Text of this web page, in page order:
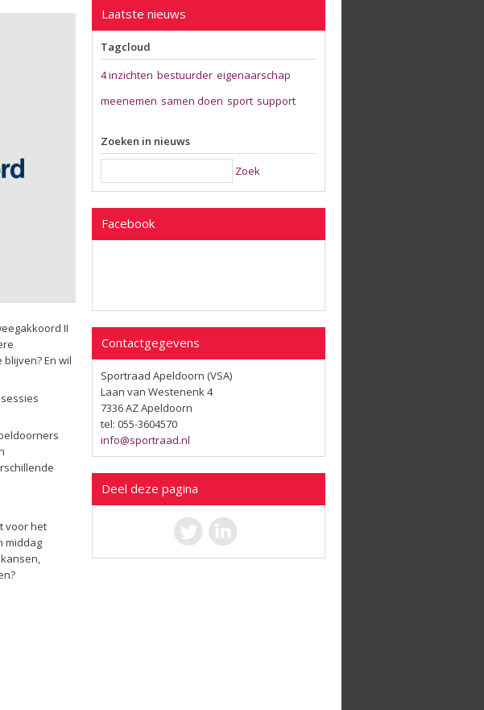
II
En wil
voor het
middag
Laatste nieuws
Tagcloud
4 inzichten bestuurder eigenaarschap
meenemen samen doen sport support
Zoeken in nieuws
Zoek
Facebook
Contactgegevens
Sportraad Apeldoorn (VSA)
Laan van Westenenk 4
7336 AZ Apeldoorn
tel: 055-3604570
info@sportraad.nl
Deel deze pagina